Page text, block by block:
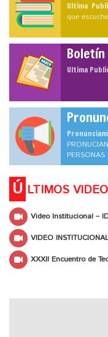
Ultima
que
Boletín
Ultima
PERSONAS
Ú LTIMOS
Video Institucional –
VIDEO
XXXII Encuentro de